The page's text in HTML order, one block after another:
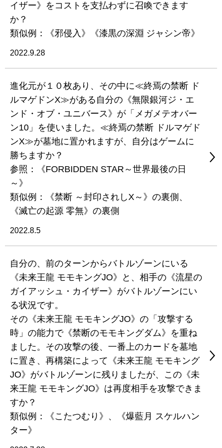
イザー》をコストを支払わずに召喚できます
か？
類似例：《邪侵入》《漆黒の深淵 ジャシン帝》
2022.9.28
進化元が１０枚あり、その中に≪終焉の禁断 ド
ルマゲドンX≫がある自分の《無限銀河ジ・エ
ンド・オブ・ユニバース》が「メガメテオバー
ン10」を使いました。≪終焉の禁断 ドルマゲド
ンX≫が墓地に置かれますが、自分はゲームに
勝ちますか？
参照：《FORBIDDEN STAR～世界最後の日
～》
類似例：《禁断 ～封印されしX～》の裏側、
《滅亡の起源 零無》の裏側
2022.8.5
自分の、前のターンからバトルゾーンにいる
《未来王龍 モモキングJO》と、相手の《流星の
ガイアッシュ・カイザー》がバトルゾーンにい
る状況です。
その《未来王龍 モモキングJO》の「攻撃する
時」の能力で《禁断のモモキングダム》を重ね
ました。その攻撃の後、一番上のカードを墓地
に置き、再構築によって《未来王龍 モモキング
JO》がバトルゾーンに残りましたが、この《未
来王龍 モモキングJO》は再度相手を攻撃できま
すか？
類似例：《こたつむり》、《爆藍月 スケルハン
ター》